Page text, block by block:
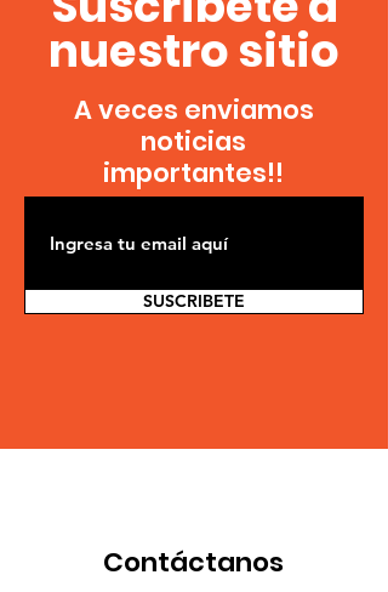
nuestro sitio
SUSCRIBETE
A veces enviamos
noticias
importantes!!
Contáctanos